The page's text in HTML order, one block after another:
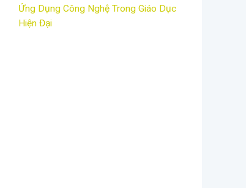
Ứng Dụng Công Nghệ Trong Giáo Dục
Hiện Đại